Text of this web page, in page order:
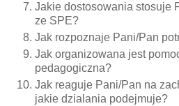
Jakie dostosowania stosuje
ze SPE?
Jak rozpoznaje Pani/Pan
Jak organizowana jest
pedagogiczna?
Jak reaguje Pani/Pan na
jakie dzialania podejmuje?